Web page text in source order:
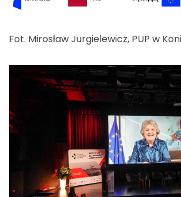
Fot. Mirosław Jurgielewicz, PUP w